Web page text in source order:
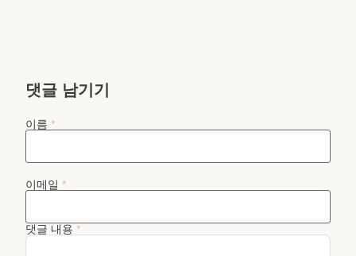
댓글 남기기
이름 *
이메일 *
댓글 내용 *